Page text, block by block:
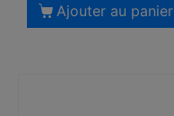
Ajouter au panier